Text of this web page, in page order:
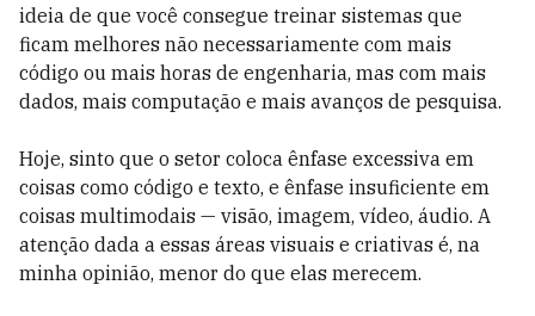
ideia de que você consegue treinar sistemas que
ficam melhores não necessariamente com mais
código ou mais horas de engenharia, mas com mais
dados, mais computação e mais avanços de pesquisa.
Hoje, sinto que o setor coloca ênfase excessiva em
coisas como código e texto, e ênfase insuficiente em
coisas multimodais — visão, imagem, vídeo, áudio. A
atenção dada a essas áreas visuais e criativas é, na
minha opinião, menor do que elas merecem.